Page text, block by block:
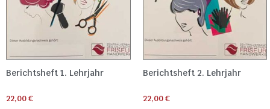
Berichtsheft 1. Lehrjahr
22,00€
Berichtsheft 2. Lehrjahr
22,00€